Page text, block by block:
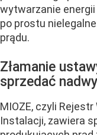
wytwarzanie
po prostu
prądu.
Złamanie
sprzedać
MIOZE, czyli
Instalacji, zawiera